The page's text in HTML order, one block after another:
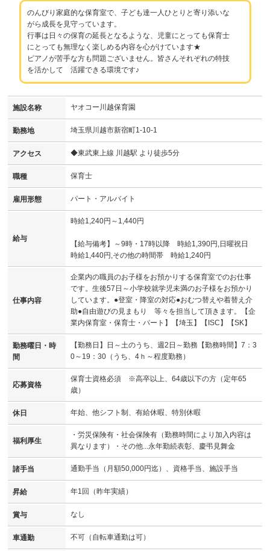
のんびり家庭的な保育室で、子ども達一人ひとりと寄り添いな
がら成長を見守っています。
行事は日々の保育の延長となるような、児童にとっても保育士
にとっても無理なく楽しめる内容を心がけています★
ピアノが苦手な方も問題ございません。皆さんそれぞれの特技
を活かして 活躍できる環境です♪
施設名称 ヤオコー川越保育園
勤務地 埼玉県川越市新宿町1-10-1
アクセス ◆東武東上線 川越駅 より徒歩5分
職種 保育士
雇用形態 パート・アルバイト
給与
時給1,240円～1,440円
【給与備考】～9時・17時以降 時給1,390円,日曜祝日
時給1,440円,その他の時間帯 時給1,240円
仕事内容
企業内の職員のお子様をお預かりする保育室でのお仕事
です。生後57日～小学校就学児未満のお子様をお預かり
しています。●登室・降室の対応●おむつ替えや着替え介
助●自由遊びの見まもり 等々を担当して頂きます。【企
業内保育室・保育士・パート】【埼玉】【ISC】【SK】
勤務曜日・時
間
【勤務日】日～土のうち、週2日～勤務【勤務時間】7：3
0～19：30（うち、4ｈ～程度勤務）
応募資格
保育士資格必須 ※高卒以上、64歳以下の方（定年65
歳）
休日 年始、他シフト制、有給休暇、特別休暇
福利厚生
・労災保険有・社会保険有（勤務時間により加入内容は
異なります）・その他...永年勤続表彰、慶弔見舞金
諸手当 通勤手当（月額50,000円迄）、資格手当、施設手当
昇給 年1回（昨年実績）
賞与 なし
車通勤 不可（自転車通勤は可）